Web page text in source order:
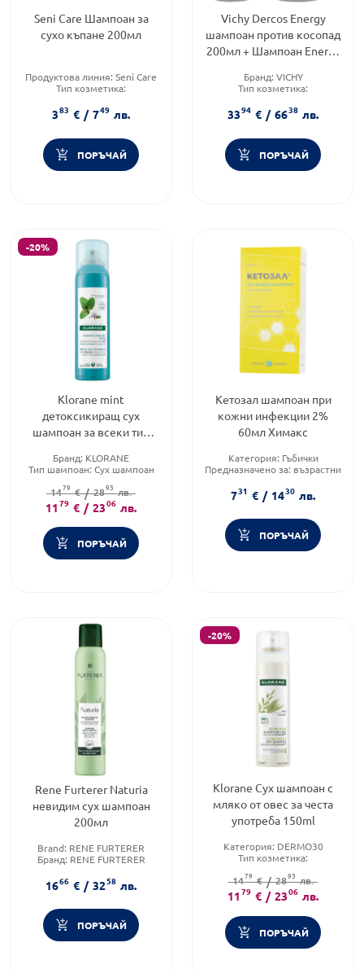
Seni Care Шампоан за
сухо къпане 200мл
Продуктова линия: Seni Care
Тип козметика:
Форма на продукта:шампоан
383 € / 749 лв.
ПОРЪЧАЙ
Vichy Dercos Energy
шампоан против косопад
200мл + Шампоан Energy
Бранд: VICHY
Тип козметика:
Тип коса:Косопад
3394 € / 6638 лв.
ПОРЪЧАЙ
-20%
Klorane mint
детоксикиращ сух
шампоан за всеки тип
мента 150мл
Бранд: KLORANE
Тип шампоан: Сух шампоан
1479 € / 2893 лв.
1179 € / 2306 лв.
ПОРЪЧАЙ
Кетозал шампоан при
кожни инфекции 2%
60мл Химакс
Категория: Гъбички
Предназначено за: възрастни
731 € / 1430 лв.
ПОРЪЧАЙ
Rene Furterer Naturia
невидим сух шампоан
200мл
Brand: RENE FURTERER
Бранд: RENE FURTERER
1666 € / 3258 лв.
ПОРЪЧАЙ
-20%
Klorane Сух шампоан с
мляко от овес за честа
употреба 150ml
Категория: DERMO30
Тип козметика:
Тип шампоан:Сух шампоан
1479 € / 2893 лв.
1179 € / 2306 лв.
ПОРЪЧАЙ